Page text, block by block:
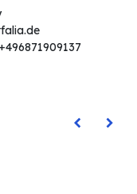
+496871909137